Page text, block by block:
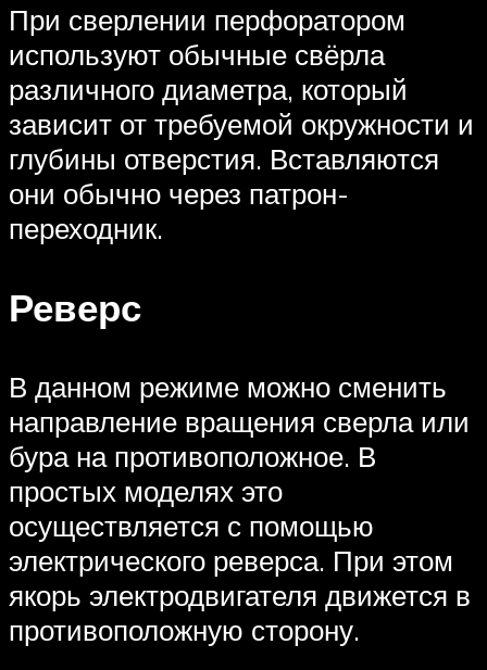
При сверлении перфоратором
используют обычные свёрла
различного диаметра, который
зависит от требуемой окружности и
глубины отверстия. Вставляются
они обычно через патрон-
переходник.
Реверс
В данном режиме можно сменить
направление вращения сверла или
бура на противоположное. В
простых моделях это
осуществляется с помощью
электрического реверса. При этом
якорь электродвигателя движется в
противоположную сторону.